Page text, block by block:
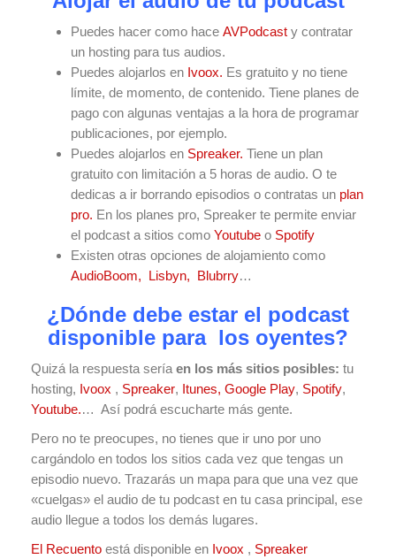
Puedes hacer como hace AVPodcast y contratar
un hosting para tus audios.
Puedes alojarlos en Ivoox. Es gratuito y no tiene
límite, de momento, de contenido. Tiene planes de
pago con algunas ventajas a la hora de programar
publicaciones, por ejemplo.
Puedes alojarlos en Spreaker. Tiene un plan
gratuito con limitación a 5 horas de audio. O te
dedicas a ir borrando episodios o contratas un plan
pro. En los planes pro, Spreaker te permite enviar
el podcast a sitios como Youtube o Spotify
Existen otras opciones de alojamiento como
AudioBoom, Lisbyn, Blubrry…
¿Dónde debe estar el podcast
disponible para los oyentes?
Quizá la respuesta sería en los más sitios posibles: tu
hosting, Ivoox , Spreaker, Itunes, Google Play, Spotify,
Youtube.… Así podrá escucharte más gente.
Pero no te preocupes, no tienes que ir uno por uno
cargándolo en todos los sitios cada vez que tengas un
episodio nuevo. Trazarás un mapa para que una vez que
«cuelgas» el audio de tu podcast en tu casa principal, ese
audio llegue a todos los demás lugares.
El Recuento está disponible en Ivoox , Spreaker